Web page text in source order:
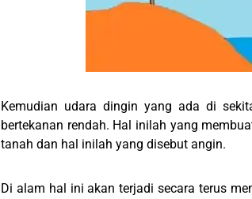
Kemudian udara dingin yang ada di
bertekanan rendah. Hal inilah yang
tanah dan hal inilah yang disebut angin.
Di alam hal ini akan terjadi secara terus